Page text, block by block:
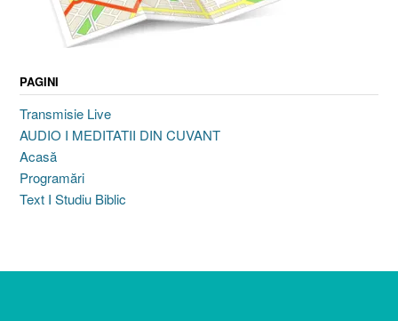
PAGINI
Transmisie Live
AUDIO I MEDITATII DIN CUVANT
Acasă
Programări
Text I Studiu Biblic